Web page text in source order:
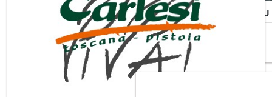
ACER PALMATUM SANGOKAKU